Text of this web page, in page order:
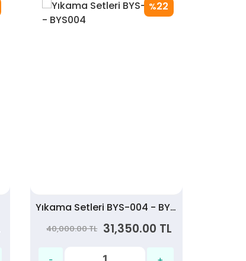
%22
Yıkama Setleri BYS-004 - BYS004
40,000.00 TL 31,350.00 TL